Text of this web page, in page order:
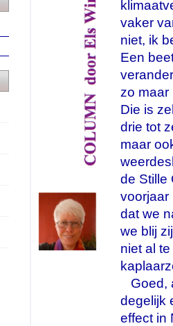
vaker
niet, ik
Een
zo maar
Die is
drie tot
maar
de Stille
voorjaar
dat we
we blij
niet al
Goed,
degelijk
effect in